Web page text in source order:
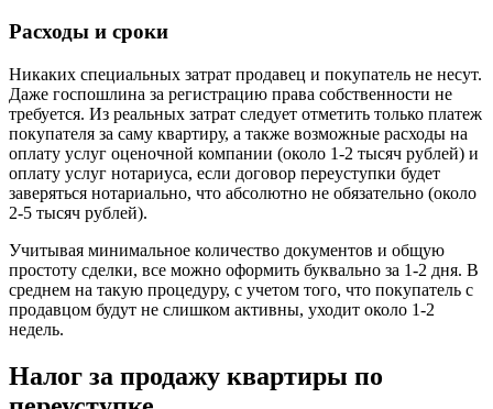
Расходы и сроки
Никаких специальных затрат продавец и покупатель не несут.
Даже госпошлина за регистрацию права собственности не
требуется. Из реальных затрат следует отметить только платеж
покупателя за саму квартиру, а также возможные расходы на
оплату услуг оценочной компании (около 1-2 тысяч рублей) и
оплату услуг нотариуса, если договор переуступки будет
заверяться нотариально, что абсолютно не обязательно (около
2-5 тысяч рублей).
Учитывая минимальное количество документов и общую
простоту сделки, все можно оформить буквально за 1-2 дня. В
среднем на такую процедуру, с учетом того, что покупатель с
продавцом будут не слишком активны, уходит около 1-2
недель.
Налог за продажу квартиры по